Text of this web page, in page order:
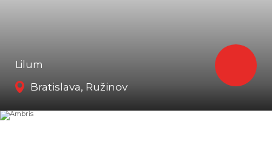
Lilum
Bratislava, Ružinov